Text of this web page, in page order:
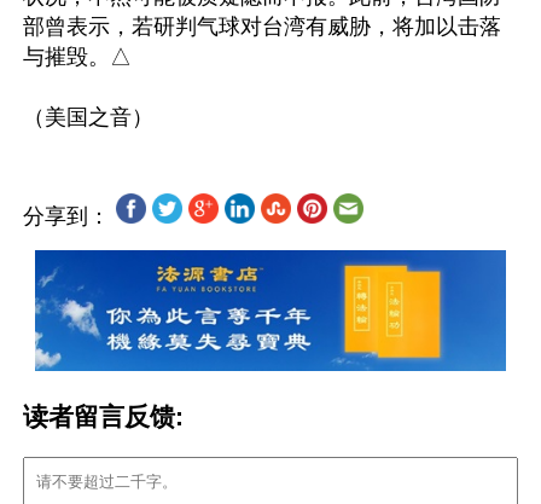
部曾表示，若研判气球对台湾有威胁，将加以击落
与摧毁。△
分享到：
读者留言反馈: